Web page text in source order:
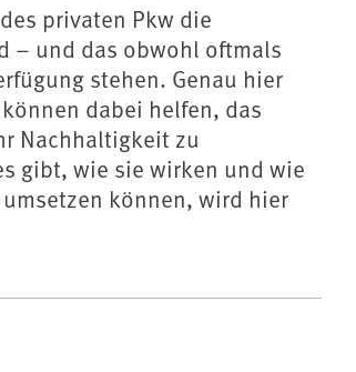
privaten Pkw die
– und das obwohl oftmals
stehen. Genau hier
dabei helfen, das
Nachhaltigkeit zu
gibt, wie sie wirken und wie
können, wird hier